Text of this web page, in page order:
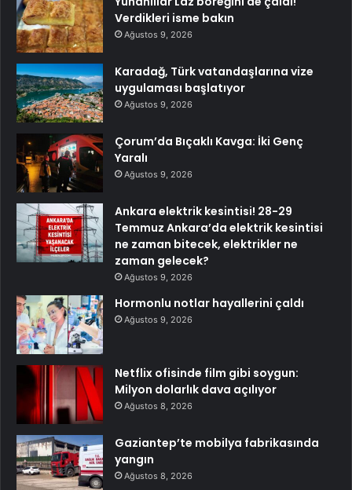
Verdikleri isme bakın
Ağustos 9, 2026
Karadağ, Türk vatandaşlarına vize
uygulaması başlatıyor
Ağustos 9, 2026
Çorum’da Bıçaklı Kavga: İki Genç
Yaralı
Ağustos 9, 2026
Ankara elektrik kesintisi! 28-29
Temmuz Ankara’da elektrik kesintisi
ne zaman bitecek, elektrikler ne
zaman gelecek?
Ağustos 9, 2026
Hormonlu notlar hayallerini çaldı
Ağustos 9, 2026
Netflix ofisinde film gibi soygun:
Milyon dolarlık dava açılıyor
Ağustos 8, 2026
Gaziantep’te mobilya fabrikasında
yangın
Ağustos 8, 2026